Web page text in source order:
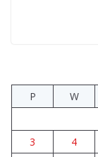
Wiata
P
W
3
4